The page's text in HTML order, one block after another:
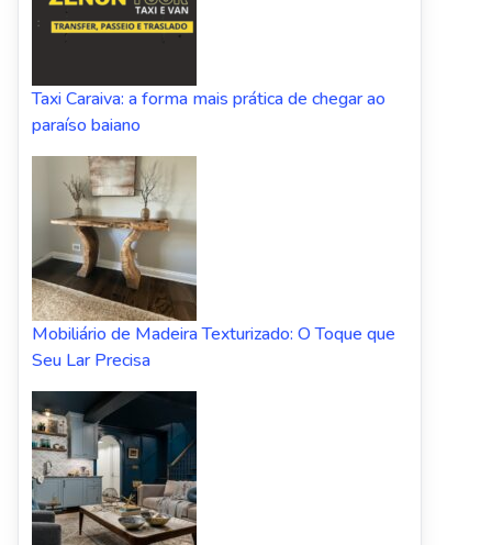
Taxi Caraiva: a forma mais prática de chegar ao
paraíso baiano
Mobiliário de Madeira Texturizado: O Toque que
Seu Lar Precisa